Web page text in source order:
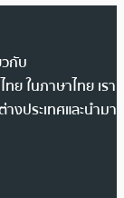
กับ
ย ในภาษาไทย เรา
งประเทศและนำมา